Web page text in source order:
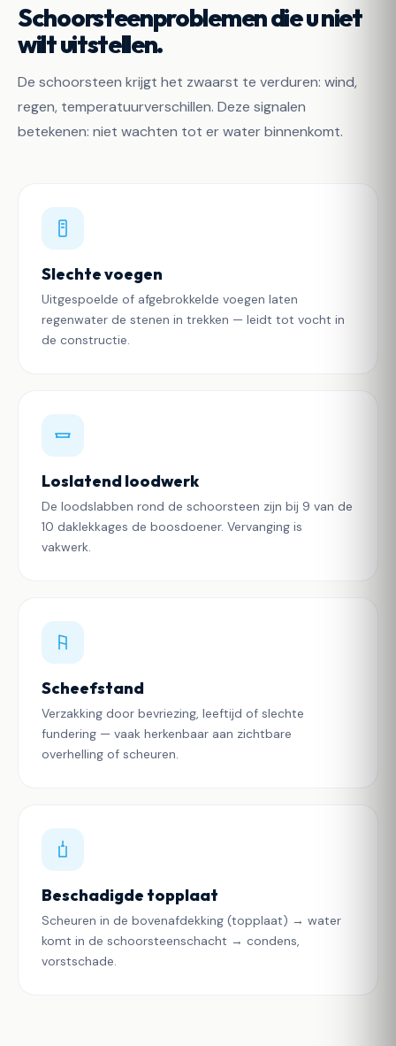
Schoorsteenproblemen die u niet
wilt uitstellen.
De schoorsteen krijgt het zwaarst te verduren: wind,
regen, temperatuurverschillen. Deze signalen
betekenen: niet wachten tot er water binnenkomt.
Slechte voegen
Uitgespoelde of afgebrokkelde voegen laten
regenwater de stenen in trekken — leidt tot vocht in
de constructie.
Loslatend loodwerk
De loodslabben rond de schoorsteen zijn bij 9 van de
10 daklekkages de boosdoener. Vervanging is
vakwerk.
Scheefstand
Verzakking door bevriezing, leeftijd of slechte
fundering — vaak herkenbaar aan zichtbare
overhelling of scheuren.
Beschadigde topplaat
Scheuren in de bovenafdekking (topplaat) → water
komt in de schoorsteenschacht → condens,
vorstschade.